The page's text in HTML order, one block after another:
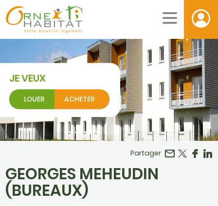
JE VEUX
LOUER ACHETER
Partager
GEORGES MEHEUDIN
(BUREAUX)